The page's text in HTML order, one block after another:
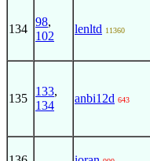
134
98,
102
lenltd 11360
135
133,
134
anbi12d 643